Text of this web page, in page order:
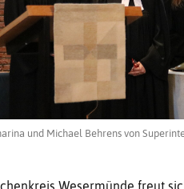
und Michael Behrens von
Wesermünde freut